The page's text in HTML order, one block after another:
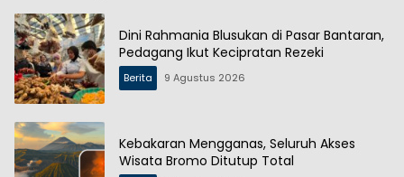
Dini Rahmania Blusukan di Pasar Bantaran,
Pedagang Ikut Kecipratan Rezeki
Berita 9 Agustus 2026
Kebakaran Mengganas, Seluruh Akses
Wisata Bromo Ditutup Total